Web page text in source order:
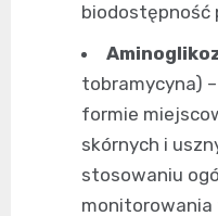
biodostępność
tobramycyna)
formie
skórnych i
stosowaniu